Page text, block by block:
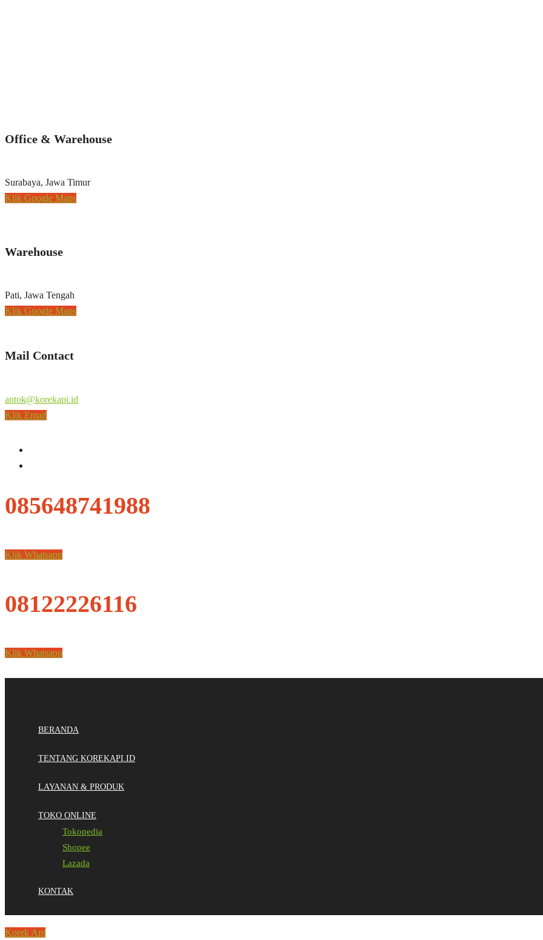
Office & Warehouse
Surabaya, Jawa Timur
Klik Google Maps
Warehouse
Pati, Jawa Tengah
Klik Google Maps
Mail Contact
antok@korekapi.id
Klik Email
085648741988
Klik Whatsapp
08122226116
Klik Whatsapp
BERANDA
TENTANG KOREKAPI.ID
LAYANAN & PRODUK
TOKO ONLINE
Tokopedia
Shopee
Lazada
KONTAK
Korek Api